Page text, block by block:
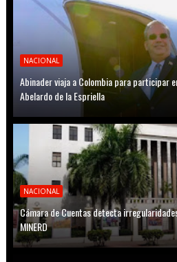
NACIONAL
Abinader viaja a Colombia para participar
Abelardo de la Espriella
NACIONAL
Cámara de Cuentas detecta
MINERD